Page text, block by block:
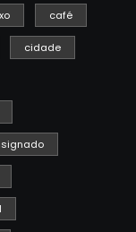
café
cidade